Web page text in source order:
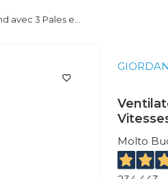
avec 3 Pales e...
Molto